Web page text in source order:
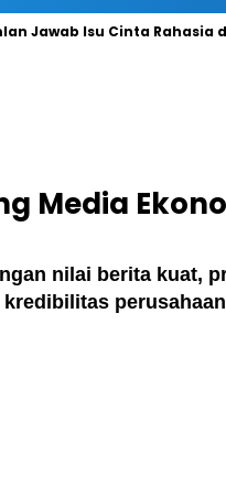
Isu Cinta Rahasia
Media
nilai berita kuat,